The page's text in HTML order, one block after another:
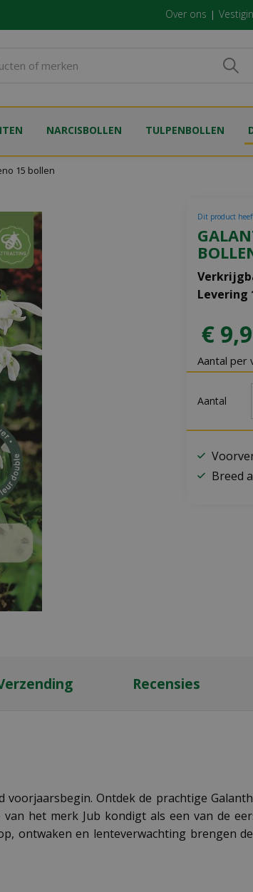
15 bollen
Over ons
NARCISBOLLEN TULPENBOLLEN
Levering
Dit product
€ 9,
Aantal per
Aantal
Breed
Recensies
Ontdek de prachtige
het merk Jub kondigt als een van de
ontwaken en lenteverwachting brengen